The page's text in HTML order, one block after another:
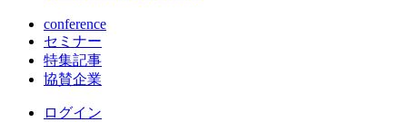
conference
セミナー
特集記事
協賛企業
ログイン